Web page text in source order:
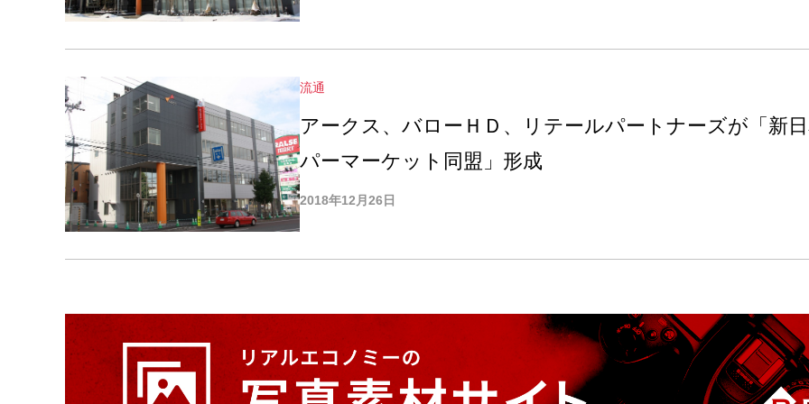
流通
アークス、バローＨＤ、リテールパートナーズが「新
パーマーケット同盟」形成
2018年12月26日